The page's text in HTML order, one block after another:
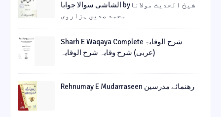
الشاشی سوالا جوابا byشیخ الحدیث مولانا
محمد صدیق ہزاروی
Sharh E Waqaya Complete شرح الوقایۃ
(عربی) شرح وقایہ شرح الوقایہ
Rehnumay E Mudarraseen رهنمائے مدرسین